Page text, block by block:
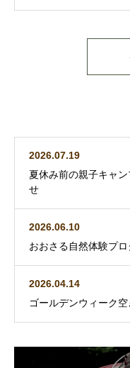
2026.07.19
夏休み前の親子キャ
せ
2026.06.10
おおさる自然体験プ
2026.04.14
ゴールデンウィーク空